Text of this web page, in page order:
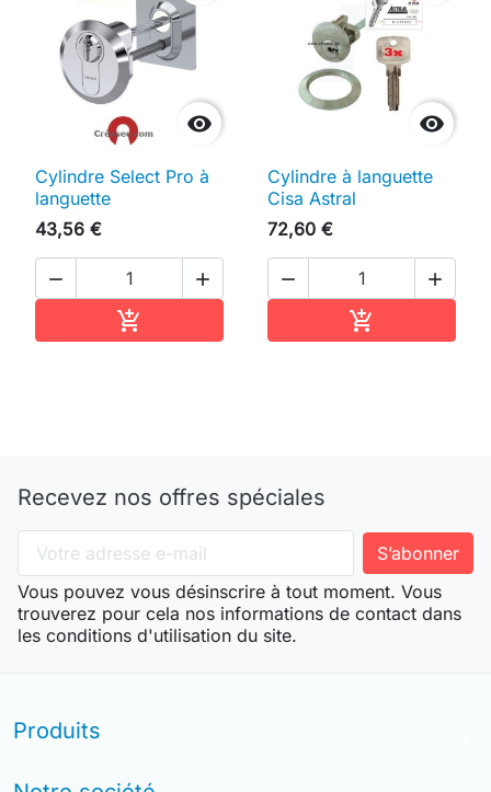

Cylindre Select Pro à
languette
43,56 €
 


Cylindre à languette
Cisa Astral
72,60 €
 

Recevez nos offres spéciales
Vous pouvez vous désinscrire à tout moment. Vous
trouverez pour cela nos informations de contact dans
les conditions d'utilisation du site.
Produits